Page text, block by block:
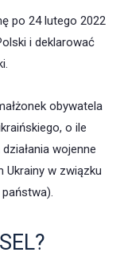
po 24 lutego 2022
i deklarować
obywatela
o ile
wojenne
w związku